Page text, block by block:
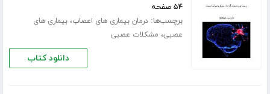
۵۴ صفحه
برچسب‌ها:درمان بیماری های اعصاب،بیماری های
عصبی، مشکلات عصبی
دانلود کتاب